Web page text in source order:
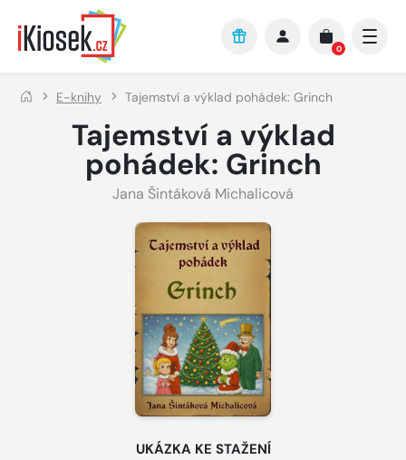
Přejít na hlavní obsah
0
E-knihy Tajemství a výklad pohádek: Grinch
Tajemství a výklad
pohádek: Grinch
Jana Šintáková Michalicová
UKÁZKA KE STAŽENÍ